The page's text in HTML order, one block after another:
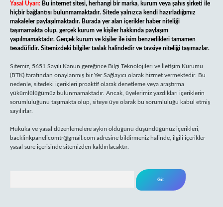
Yasal Uyarı: Bu internet sitesi, herhangi bir marka, kurum veya şahıs şirketi ile
hiçbir bağlantısı bulunmamaktadır. Sitede yalnızca kendi hazırladığımız
makaleler paylaşılmaktadır. Burada yer alan içerikler haber niteliği
taşımamakta olup, gerçek kurum ve kişiler hakkında paylaşım
yapılmamaktadır. Gerçek kurum ve kişiler ile isim benzerlikleri tamamen
tesadüfidir. Sitemizdeki bilgiler taslak halindedir ve tavsiye niteliği taşımazlar.
Sitemiz, 5651 Sayılı Kanun gereğince Bilgi Teknolojileri ve İletişim Kurumu
(BTK) tarafından onaylanmış bir Yer Sağlayıcı olarak hizmet vermektedir. Bu
nedenle, sitedeki içerikleri proaktif olarak denetleme veya araştırma
yükümlülüğümüz bulunmamaktadır. Ancak, üyelerimiz yazdıkları içeriklerin
sorumluluğunu taşımakta olup, siteye üye olarak bu sorumluluğu kabul etmiş
sayılırlar.
Hukuka ve yasal düzenlemelere aykırı olduğunu düşündüğünüz içerikleri,
backlinkpanelicomtr@gmail.com adresine bildirmeniz halinde, ilgili içerikler
yasal süre içerisinde sitemizden kaldırılacaktır.